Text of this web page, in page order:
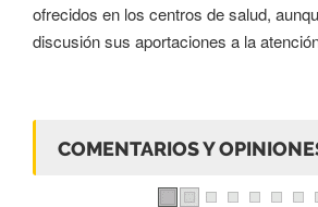
ofrecidos en los centros de salud,
discusión sus aportaciones a la
COMENTARIOS Y